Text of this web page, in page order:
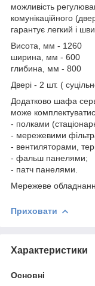
можливість
комунікаційного
гарантує легкий і
Висота, мм - 1260
ширина, мм - 600
глибина, мм - 800
Двері - 2 шт. (
Додатково шафа
може
- полками
- мережевими
- вентиляторами,
- фальш панелями;
- патч панелями.
Мережеве
Приховати
Характеристики
Основні